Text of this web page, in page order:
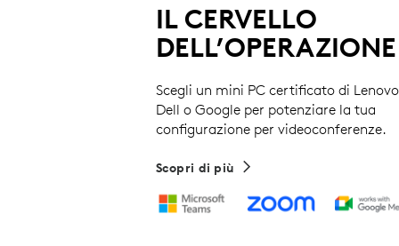
IL CERVELLO
DELL’OPERAZIONE
Scegli un mini PC certificato di
Dell o Google per potenziare la tua
configurazione per videoconferenze.
Scopri di più